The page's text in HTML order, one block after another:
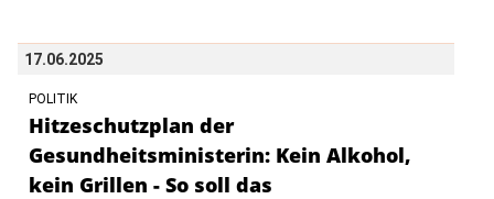
17.06.2025
POLITIK
Hitzeschutzplan der
Gesundheitsministerin: Kein Alkohol,
kein Grillen - So soll das